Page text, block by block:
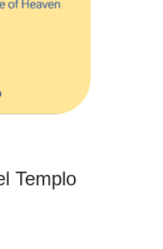
Templo